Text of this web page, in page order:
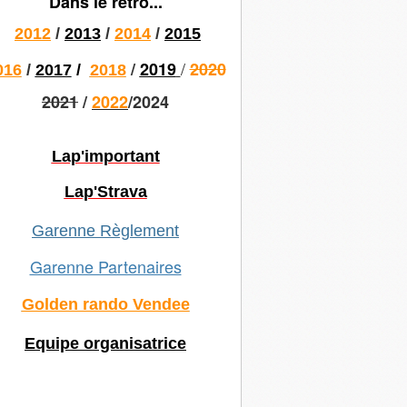
2012 / 2013 / 2014 / 2015
/ 2017/ 2018 / 2019 /2020
2021/2022/2024
Lap'important
Lap'Strava
Garenne Règlement
Garenne Partenaires
Golden rando Vendee
Equipe organisatrice